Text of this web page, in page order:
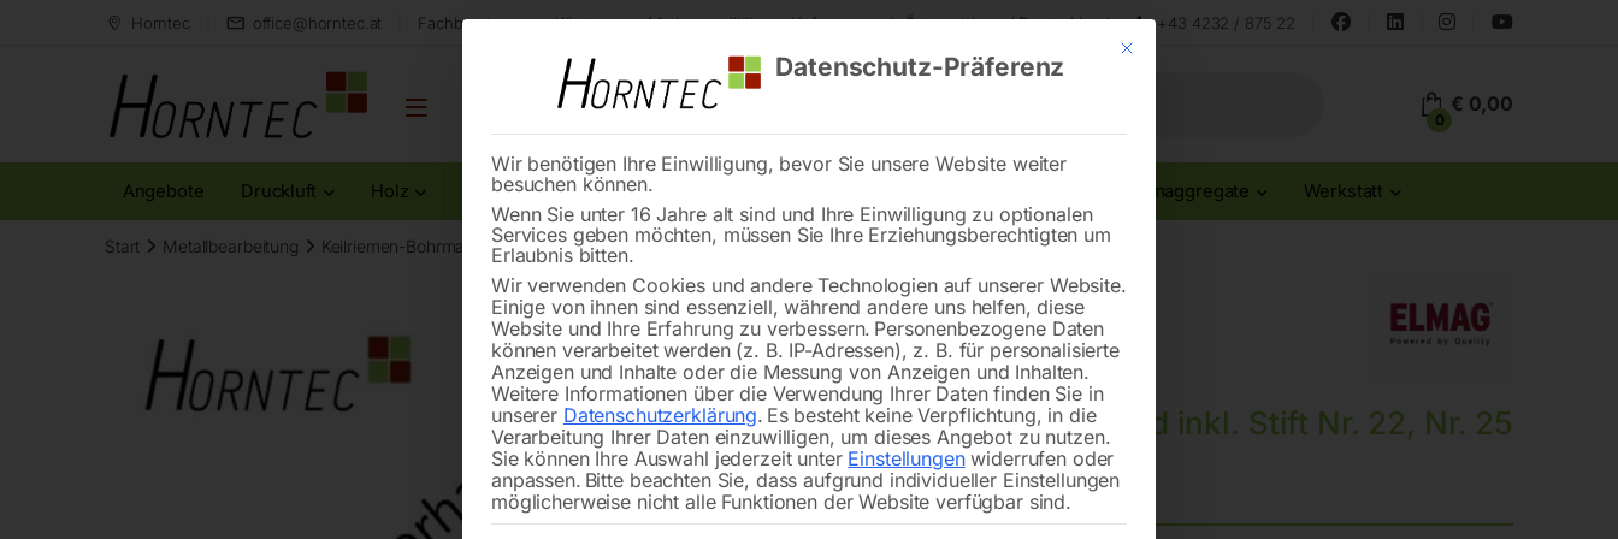
Horntec office@horntec.at Fachberatung aus Kärnten Markenqualität Lieferung nach Österreich und Deutschland +43 4232 / 875 22
0
€ 0,00
Angebote Druckluft Holz Metall Reinigung Stromaggregate Werkstatt
Start Metallbearbeitung Keilriemen-Bohrmaschinen Zahnrad inkl. Stift Nr. 22, Nr. 25
🔍
Zahnrad inkl. Stift Nr. 22, Nr. 25
Verfügbarkeit:Nicht vorrätig
Mit diesem Button wird der Dialog geschlossen. Seine Funktionalität ist
Datenschutz-Präferenz
Wir benötigen Ihre Einwilligung, bevor Sie unsere Website weiter
besuchen können.
Wenn Sie unter 16 Jahre alt sind und Ihre Einwilligung zu optionalen
Services geben möchten, müssen Sie Ihre Erziehungsberechtigten um
Erlaubnis bitten.
Wir verwenden Cookies und andere Technologien auf unserer Website.
Einige von ihnen sind essenziell, während andere uns helfen, diese
Website und Ihre Erfahrung zu verbessern. Personenbezogene Daten
können verarbeitet werden (z. B. IP-Adressen), z. B. für personalisierte
Anzeigen und Inhalte oder die Messung von Anzeigen und Inhalten.
Weitere Informationen über die Verwendung Ihrer Daten finden Sie in
unserer Datenschutzerklärung. Es besteht keine Verpflichtung, in die
Verarbeitung Ihrer Daten einzuwilligen, um dieses Angebot zu nutzen.
Sie können Ihre Auswahl jederzeit unter Einstellungenwiderrufen oder
anpassen. Bitte beachten Sie, dass aufgrund individueller Einstellungen
möglicherweise nicht alle Funktionen der Website verfügbar sind.